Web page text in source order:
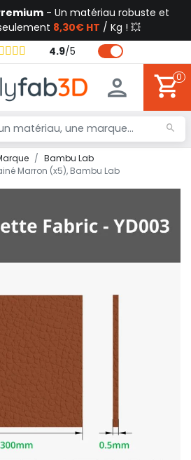
- Un matériau robuste et
8,30€ HT / Kg ! 💥
4.9/5
0
Bambu Lab
Marron (x5), Bambu Lab